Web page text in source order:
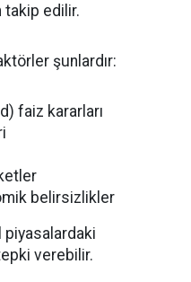
takip edilir.
şunlardır:
faiz kararları
belirsizlikler
piyasalardaki
verebilir.